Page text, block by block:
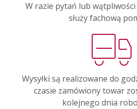
W razie pytań lub
służy fachową
Wysyłki są realizowane do
czasie zamówiony towar
kolejnego dnia